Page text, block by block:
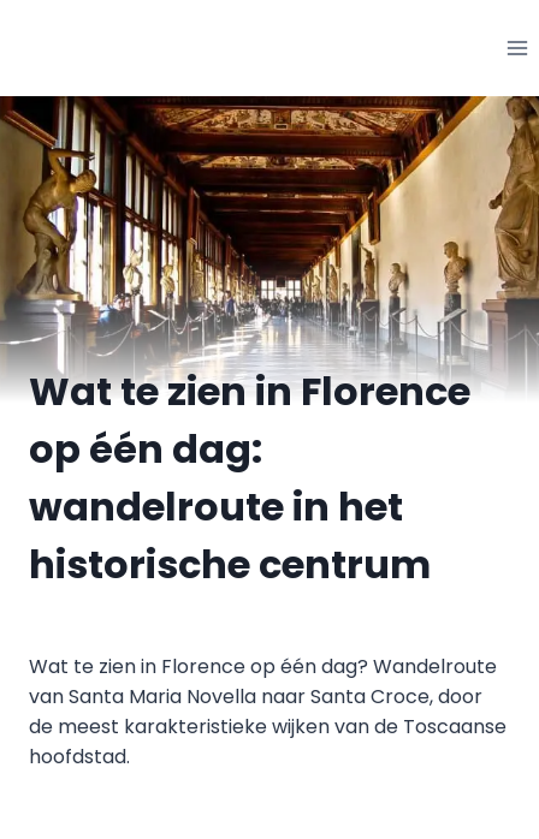
Wat te zien in Florence
op één dag:
wandelroute in het
historische centrum
Wat te zien in Florence op één dag? Wandelroute
van Santa Maria Novella naar Santa Croce, door
de meest karakteristieke wijken van de Toscaanse
hoofdstad.